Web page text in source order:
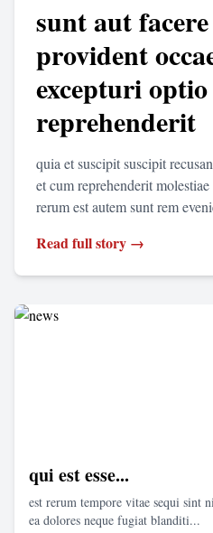
sunt aut
provident
excepturi optio
reprehenderit
quia et suscipit suscipit
et cum reprehenderit
rerum est autem sunt rem
Read full story →
qui est esse...
est rerum tempore vitae sequi sint
ea dolores neque fugiat blanditi...